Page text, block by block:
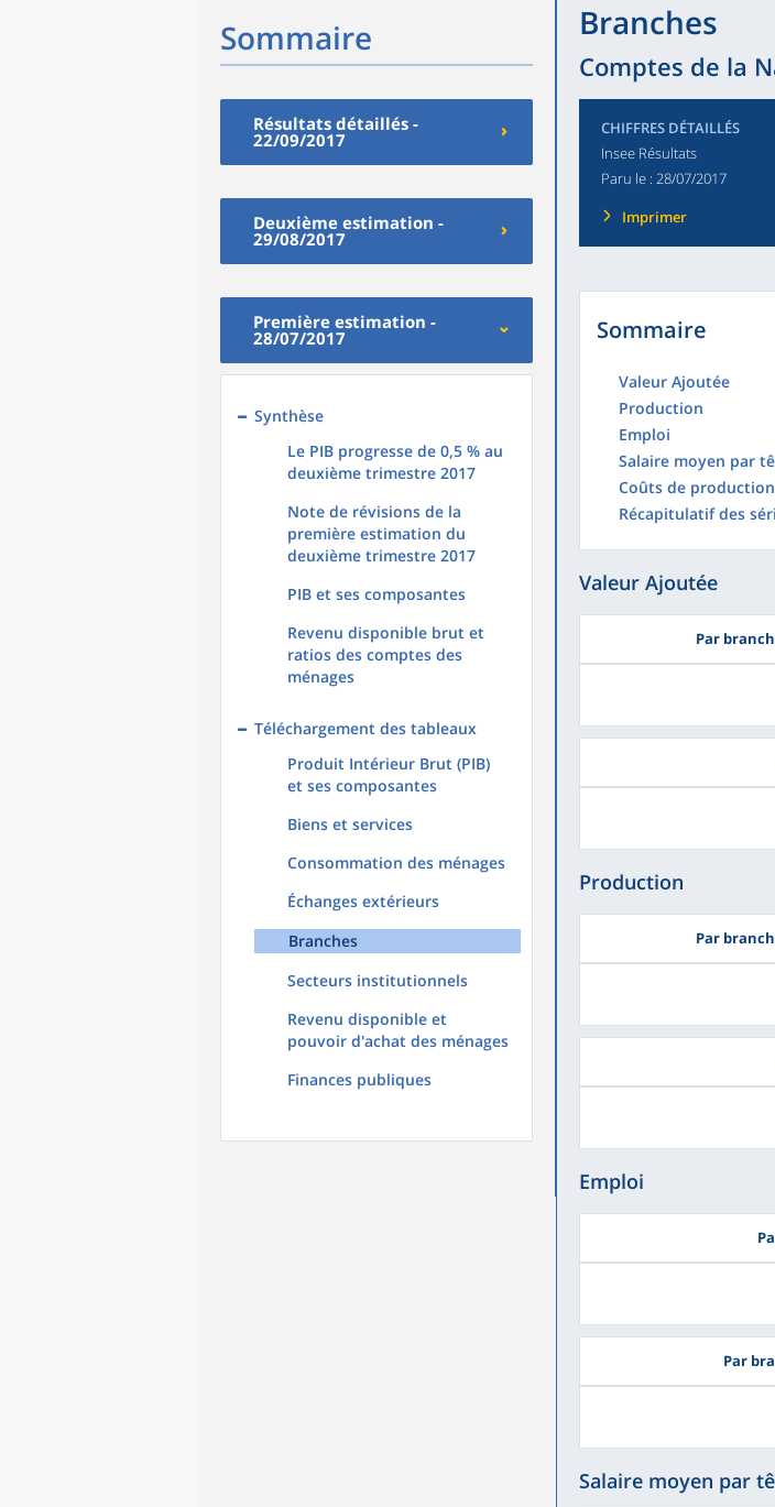
Sommaire
Résultats détaillés -
22/09/2017
Deuxième estimation -
29/08/2017
Première estimation -
28/07/2017
Synthèse
Le PIB progresse de 0,5 % au
deuxième trimestre 2017
Note de révisions de la
première estimation du
deuxième trimestre 2017
PIB et ses composantes
Revenu disponible brut et
ratios des comptes des
ménages
Téléchargement des tableaux
Produit Intérieur Brut (PIB)
et ses composantes
Biens et services
Consommation des ménages
Échanges extérieurs
Branches
Secteurs institutionnels
Revenu disponible et
pouvoir d'achat des ménages
Finances publiques
Branches
Comptes de la
CHIFFRES DÉTAILLÉS
Insee Résultats
Paru le : 28/07/2017
Imprimer
Sommaire
Valeur Ajoutée
Production
Emploi
Salaire moyen par
Coûts de
Récapitulatif des
Valeur Ajoutée
Par
Production
Par
Emploi
Par
Salaire moyen par